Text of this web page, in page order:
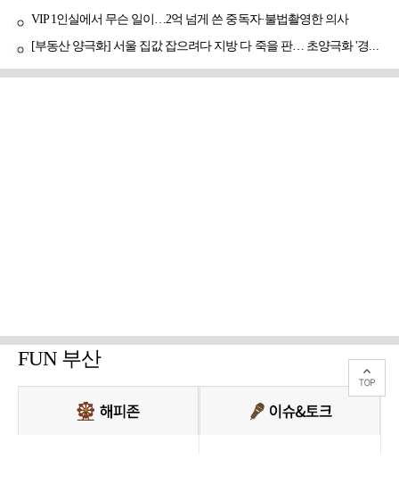
VIP 1인실에서 무슨 일이…2억 넘게 쓴 중독자·불법촬영한 의사
[부동산 양극화] 서울 집값 잡으려다 지방 다 죽을 판… 초양극화 '경고등'
FUN 부산